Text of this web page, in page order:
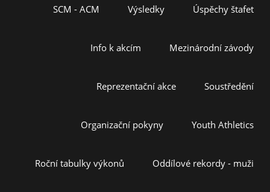
SCM - ACM Výsledky Úspěchy štafet
Info k akcím Mezinárodní závody
Reprezentační akce Soustředění
Organizační pokyny Youth Athletics
Roční tabulky výkonů Oddílové rekordy - muži